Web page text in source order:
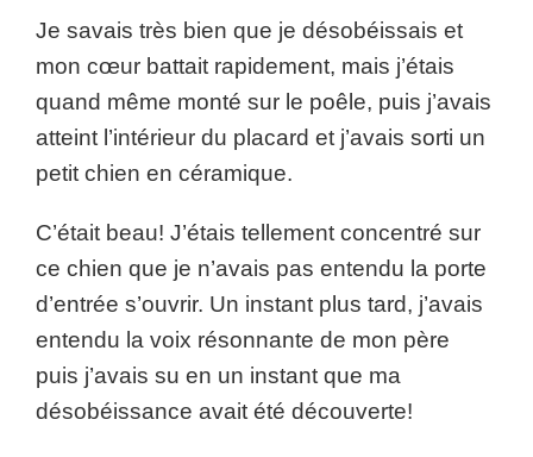
Je savais très bien que je désobéissais et
mon cœur battait rapidement, mais j’étais
quand même monté sur le poêle, puis j’avais
atteint l’intérieur du placard et j’avais sorti un
petit chien en céramique.
C’était beau! J’étais tellement concentré sur
ce chien que je n’avais pas entendu la porte
d’entrée s’ouvrir. Un instant plus tard, j’avais
entendu la voix résonnante de mon père
puis j’avais su en un instant que ma
désobéissance avait été découverte!